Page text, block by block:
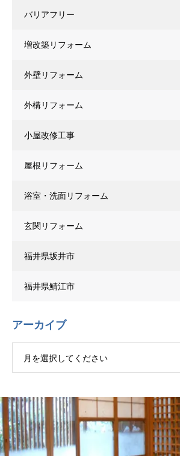
バリアフリー
増改築リフォーム
外壁リフォーム
外構リフォーム
小屋改修工事
屋根リフォーム
浴室・洗面リフォーム
玄関リフォーム
福井県坂井市
福井県鯖江市
アーカイブ
月を選択してください